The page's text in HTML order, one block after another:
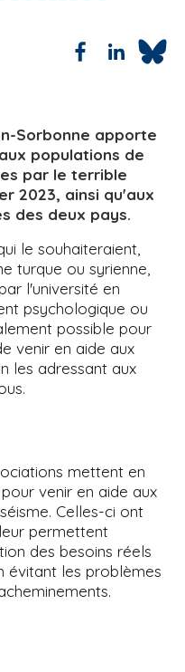
Sorbonne apporte
populations de
par le terrible
2023, ainsi qu'aux
des deux pays.
le souhaiteraient,
turque ou syrienne,
l'université en
psychologique ou
possible pour
venir en aide aux
les adressant aux
mettent en
venir en aide aux
Celles-ci ont
permettent
des besoins réels
évitant les problèmes